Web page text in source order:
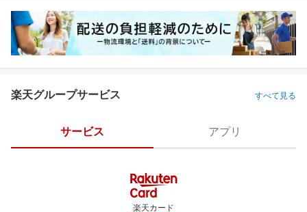
楽天グループサービス すべて見る
サービス アプリ
楽天カード